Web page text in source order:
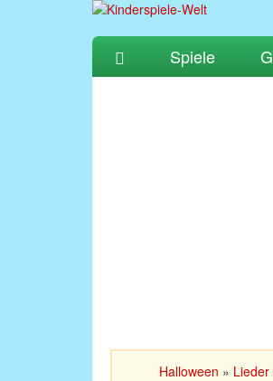
Spiele
Halloween » Lieder